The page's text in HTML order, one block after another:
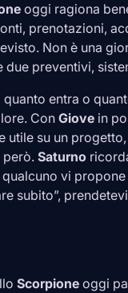
oggi ragiona
prenotazioni,
Non è una
preventivi,
entra o
Con Giove in
utile su un
però. Saturno
vi
subito”,
Scorpione oggi